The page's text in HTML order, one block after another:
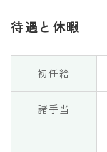
待遇と休暇
初任給
諸手当